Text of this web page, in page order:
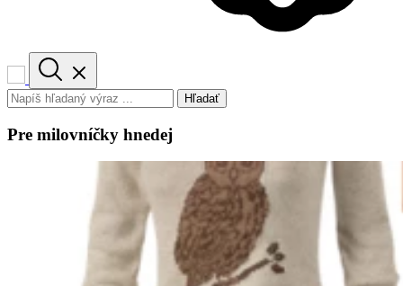
Hľadať
Pre milovníčky hnedej